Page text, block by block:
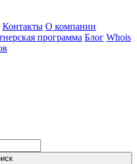
Контакты О компании
программа Блог Whois